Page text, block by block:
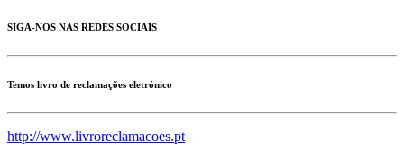
SIGA-NOS NAS REDES SOCIAIS
Temos livro de reclamações eletrónico
http://www.livroreclamacoes.pt